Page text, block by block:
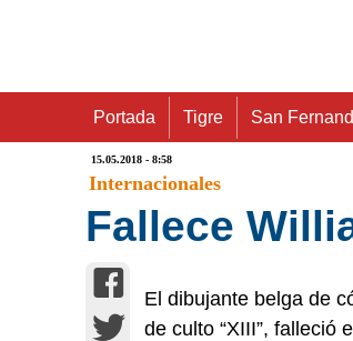
Portada Tigre San
15.05.2018 - 8:58
Internacionales
Fallece
El dibujante belga de
de culto “XIII”, falleció